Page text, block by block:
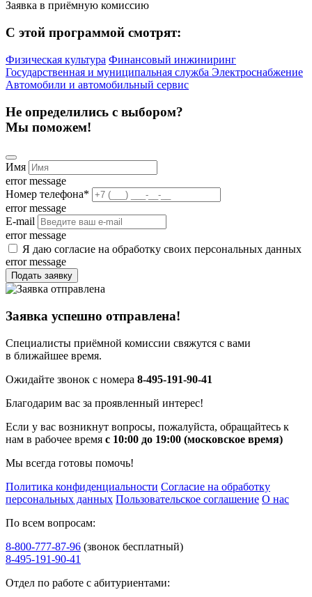
Заявка в приёмную комиссию
С этой программой смотрят:
Физическая культура Финансовый инжиниринг
Государственная и муниципальная служба Электроснабжение
Автомобили и автомобильный сервис
Не определились с выбором?
Мы поможем!
Имя
error message
Номер телефона*
error message
E-mail
error message
Я даю согласие на обработку своих персональных данных
error message
Подать заявку
Заявка успешно отправлена!
Специалисты приёмной комиссии свяжутся с вами
в ближайшее время.
Ожидайте звонок с номера 8-495-191-90-41
Благодарим вас за проявленный интерес!
Если у вас возникнут вопросы, пожалуйста, обращайтесь к
нам в рабочее время с 10:00 до 19:00 (московское время)
Мы всегда готовы помочь!
Политика конфиденциальности Согласие на обработку
персональных данных Пользовательское соглашение О нас
По всем вопросам:
8-800-777-87-96 (звонок бесплатный)
8-495-191-90-41
Отдел по работе с абитуриентами: